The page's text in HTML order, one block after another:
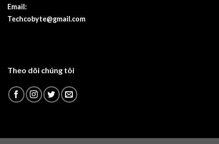
Email:
Techcobyte@gmail.com
Theo dõi chúng tôi